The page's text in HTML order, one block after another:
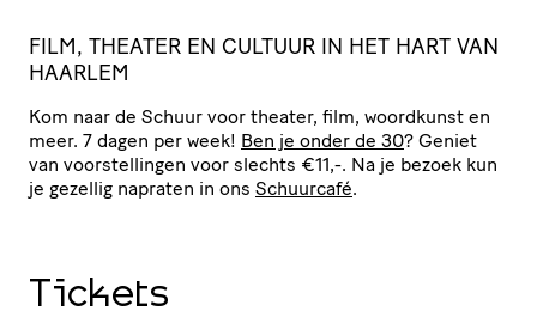
FILM, THEATER EN CULTUUR IN HET HART VAN
HAARLEM
Kom naar de Schuur voor theater, film, woordkunst en
meer. 7 dagen per week! Ben je onder de 30? Geniet
van voor­stel­lingen voor slechts €11,-. Na je bezoek kun
je gezellig napraten in ons Schuurcafé.
Tickets